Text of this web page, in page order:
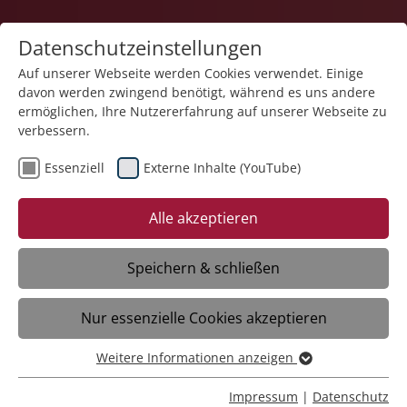
29.06.2026
Liebenau Neckertal: Kinonachmittag
14:30- 16:30Uhr
Datenschutzeinstellungen
Auf unserer Webseite werden Cookies verwendet. Einige
davon werden zwingend benötigt, während es uns andere
ermöglichen, Ihre Nutzererfahrung auf unserer Webseite zu
verbessern.
Essenziell Externe Inhalte (YouTube)
Alle akzeptieren
Speichern & schließen
Nur essenzielle Cookies akzeptieren
Essenziell
Essenzielle Cookies werden für grundlegende Funktionen
Weitere Informationen anzeigen
Impressum | Datenschutz